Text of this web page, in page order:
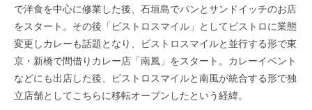
で洋食を中心に修業した後、石垣島でパンとサンドイッチのお店
をスタート。その後「ビストロスマイル」としてビストロに業態
変更しカレーも話題となり、ビストロスマイルと並行する形で東
京・新橋で間借りカレー店「南風」をスタート。カレーイベント
などにも出店した後、ビストロスマイルと南風が統合する形で独
立店舗としてこちらに移転オープンしたという経緯。